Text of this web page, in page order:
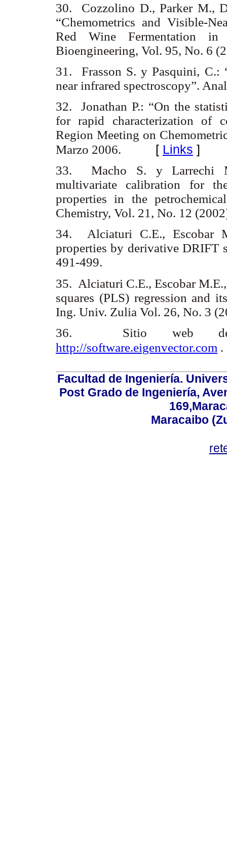
30. Cozzolino D., Parker M.,
“Chemometrics and Visible-
Red Wine Fermentation
Bioengineering, Vol. 95, No. 6
31. Frasson S. y Pasquini, C.:
near infrared spectroscopy”.
32. Jonathan P.: “On the
for rapid characterization of
Region Meeting on
Marzo 2006.
[ Links ]
33. Macho S. y Larrechi
multivariate calibration for
properties in the
Chemistry, Vol. 21, No. 12
34. Alciaturi C.E., Escobar
properties by derivative DRIFT
491-499.
35. Alciaturi C.E., Escobar
squares (PLS) regression and
Ing. Univ. Zulia Vol. 26, No. 3
36. Sitio web de
http://software.eigenvector.com
Facultad de Ingeniería.
Post Grado de Ingeniería,
Maracaibo